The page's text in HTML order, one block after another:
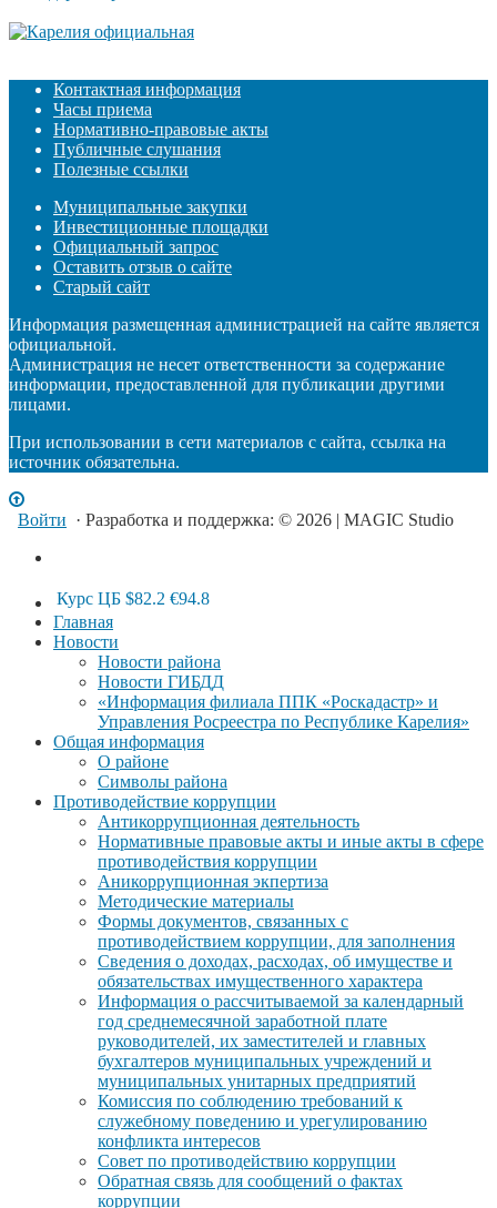
Контактная информация
Часы приема
Нормативно-правовые акты
Публичные слушания
Полезные ссылки
Муниципальные закупки
Инвестиционные площадки
Официальный запрос
Оставить отзыв о сайте
Старый сайт
Информация размещенная администрацией на сайте является
официальной.
Администрация не несет ответственности за содержание
информации, предоставленной для публикации другими
лицами.
При использовании в сети материалов с сайта, ссылка на
источник обязательна.
Войти · Разработка и поддержка: © 2026 | MAGIC Studio
Курс ЦБ $82.2 €94.8
Главная
Новости
Новости района
Новости ГИБДД
«Информация филиала ППК «Роскадастр» и
Управления Росреестра по Республике Карелия»
Общая информация
О районе
Символы района
Противодействие коррупции
Антикоррупционная деятельность
Нормативные правовые акты и иные акты в сфере
противодействия коррупции
Аникоррупционная экпертиза
Методические материалы
Формы документов, связанных с
противодействием коррупции, для заполнения
Сведения о доходах, расходах, об имуществе и
обязательствах имущественного характера
Информация о рассчитываемой за календарный
год среднемесячной заработной плате
руководителей, их заместителей и главных
бухгалтеров муниципальных учреждений и
муниципальных унитарных предприятий
Комиссия по соблюдению требований к
служебному поведению и урегулированию
конфликта интересов
Совет по противодействию коррупции
Обратная связь для сообщений о фактах
коррупции